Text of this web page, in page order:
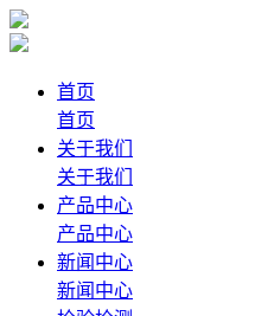
首页
首页
关于我们
关于我们
产品中心
产品中心
新闻中心
新闻中心